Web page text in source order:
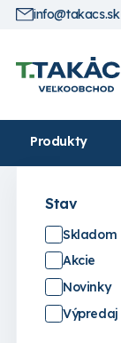
info@takacs.sk
Produkty
Stav
Skladom
Akcie
Novinky
Výpredaj